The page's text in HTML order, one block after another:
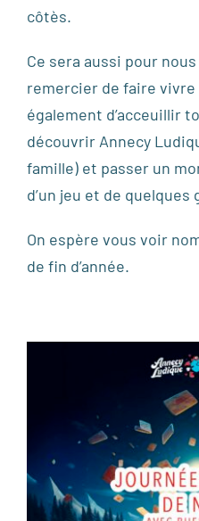
côtès.
Ce sera aussi pour
remercier de faire vivre
également d’acceuillir
découvrir Annecy
famille) et passer un
d’un jeu et de quelques
On espère vous voir
de fin d’année.